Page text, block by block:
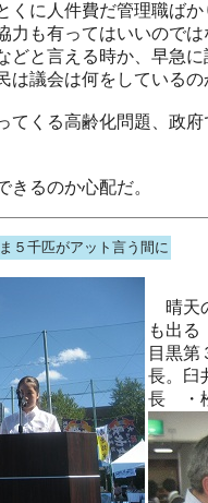
くに人件費だ管理職ば
力も有ってはいいので
と言える時か、早急に
は議会は何をしている
くる高齢化問題、政
るのか心配だ。
５千匹がアット言う間に
晴天
も出る
目黒第
長。臼
長 ・